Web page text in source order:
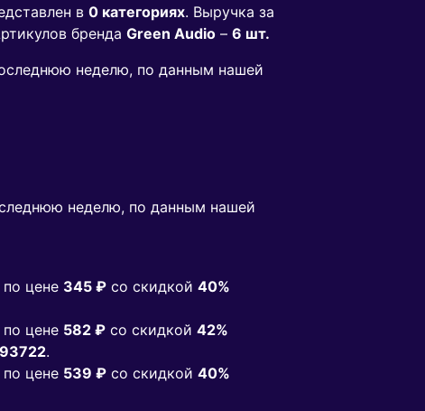
в 0 категориях. Выручка за
бренда Green Audio – 6 шт.
неделю, по данным нашей
неделю, по данным нашей
по цене 345 ₽ co скидкой 40%
по цене 582 ₽ co скидкой 42%
.
по цене 539 ₽ co скидкой 40%